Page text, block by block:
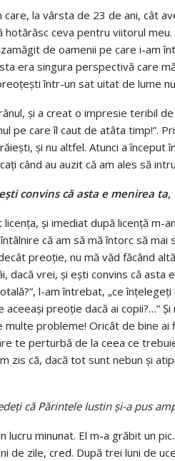
la vârsta de 23 de ani, cât
ceva pentru viitorul
de oamenii pe care i-am
era singura perspectivă care
într-un sat uitat de lume
şi a creat o impresie teribil
pe care îl caut de atâta timp!”.
şi nu altfel. Atunci a început
când au auzit că am ales să
eşti convins că asta e menirea
şi imediat după licenţă m-
că am să mă întorc să
preoţie, nu mă văd făcând
dacă vrei, şi eşti convins că
l-am întrebat, „ce înţelegeţi
aceeaşi preoţie dacă ai copii?…”
probleme! Oricât de bine ai
te perturbă de la ceea ce
zis că, dacă tot sunt nebun şi
că Părintele Iustin şi-a pus
lucru minunat. El m-a grăbit un
de zile, cred. După trei luni de